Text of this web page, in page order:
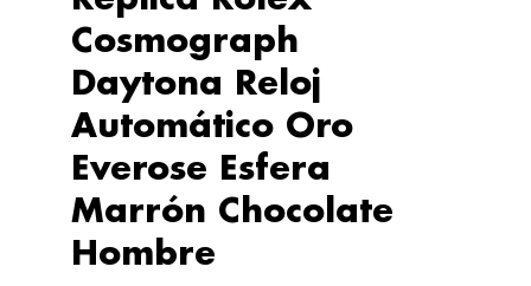
Cosmograph
Daytona Reloj
Automático Oro
Everose Esfera
Marrón Chocolate
Hombre